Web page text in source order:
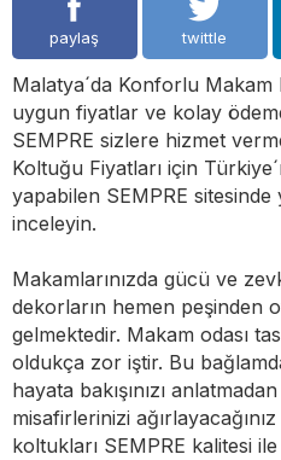
paylaş twittle
Malatya´da Konforlu
uygun fiyatlar ve kolay
SEMPRE sizlere hizmet
Koltuğu Fiyatları için
yapabilen SEMPRE
inceleyin.
Makamlarınızda gücü ve
dekorların hemen peşinden
gelmektedir. Makam odası
oldukça zor iştir. Bu
hayata bakışınızı
misafirlerinizi
koltukları SEMPRE kalitesi